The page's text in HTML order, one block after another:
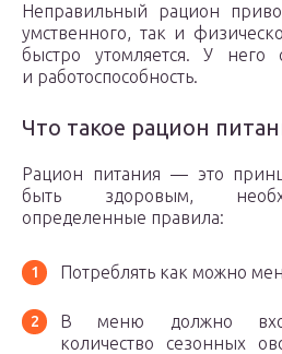
Неправильный рацион
умственного, так и
быстро утомляется. У него
и работоспособность.
Что такое рацион
Рацион питания — это
быть здоровым,
определенные правила:
Потреблять как можно
В меню должно
количество сезонных